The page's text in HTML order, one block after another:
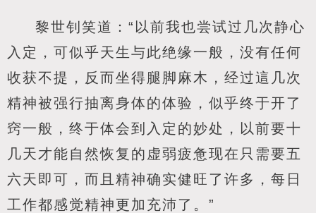
黎世钊笑道：“以前我也尝试过几次静心
入定，可似乎天生与此绝缘一般，没有任何
收获不提，反而坐得腿脚麻木，经过這几次
精神被强行抽离身体的体验，似乎终于开了
窍一般，终于体会到入定的妙处，以前要十
几天才能自然恢复的虚弱疲惫现在只需要五
六天即可，而且精神确实健旺了许多，每日
工作都感觉精神更加充沛了。”